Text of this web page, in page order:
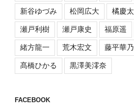
新谷ゆづみ 松岡広大 橘慶太
瀬戸利樹 瀬戸康史 福原遥
緒方龍一 荒木宏文 藤平華乃
髙橋ひかる 黒澤美澪奈
FACEBOOK